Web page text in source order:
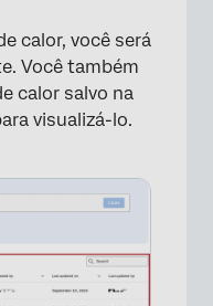
×
calor, você será
Você também
calor salvo na
visualizá-lo.